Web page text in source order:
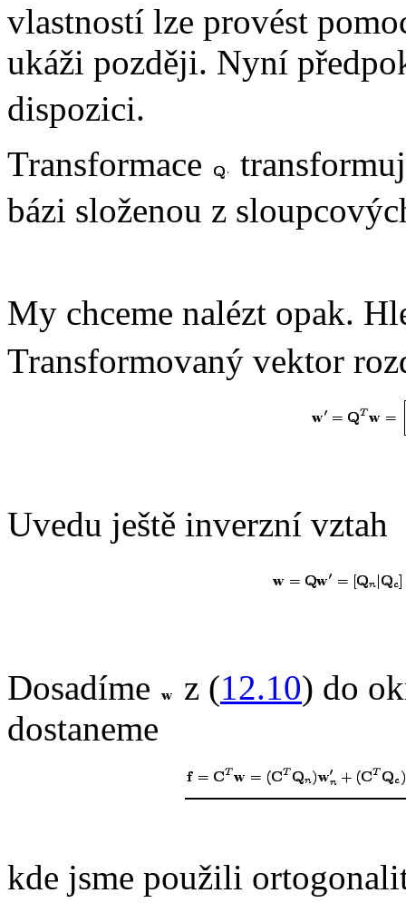
vlastností lze provést
ukáži později. Nyní
dispozici.
Transformace
bázi složenou z
My chceme nalézt opak.
Transformovaný vektor
Uvedu ještě inverzní vztah
Dosadíme z (12.10) do
dostaneme
kde jsme použili